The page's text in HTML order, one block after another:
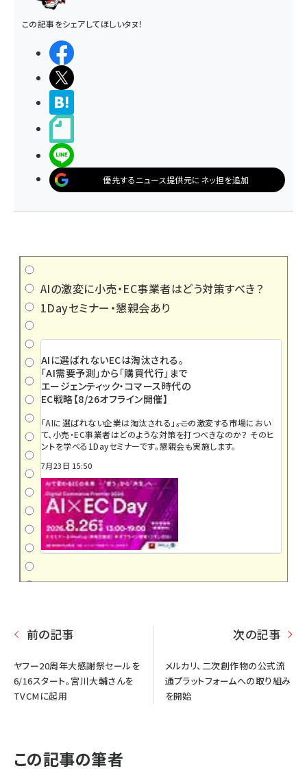
この記事をシェアしてほしいタヌ！
優先するニュース提供元にネッ担を追加
AIの激変に小売・EC事業者はどう対策すべき？
1Dayセミナー・懇親会あり
AIに選ばれないECは淘汰される。
「AI需要予測」から「購買代行」まで
エージェンティック・コマース時代の
EC戦略【8/26オフライン開催】
「AIに選ばれない企業は淘汰される」――。この激変する市場におい
て、小売・EC事業者はどのような対策を打つべきなのか？ そのヒ
ントを学べる1Dayセミナーです。懇親会も実施します。
7月23日 15:50
前の記事
ヤフー20周年大感謝祭セールを
6/16スタート。宮川大輔さんを
TVCMに起用
次の記事
メルカリ、二次創作物の公式流
通プラットフォームへの取り組み
を開始
この記事の筆者